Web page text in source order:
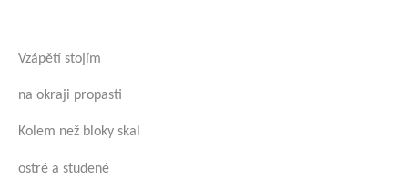
Vzápětí stojím
na okraji propasti
Kolem než bloky skal
ostré a studené